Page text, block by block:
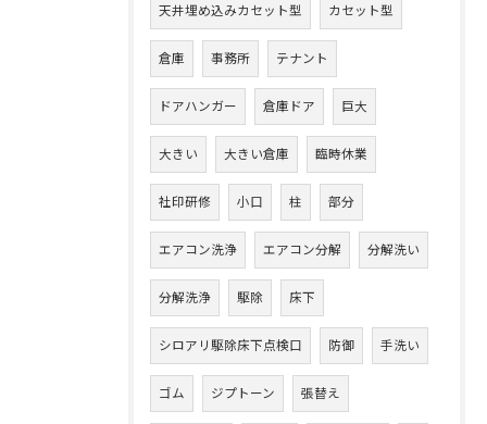
天井埋め込みカセット型 カセット型
倉庫 事務所 テナント
ドアハンガー 倉庫ドア 巨大
大きい 大きい倉庫 臨時休業
社印研修 小口 柱 部分
エアコン洗浄 エアコン分解 分解洗い
分解洗浄 駆除 床下
シロアリ駆除床下点検口 防御 手洗い
ゴム ジプトーン 張替え